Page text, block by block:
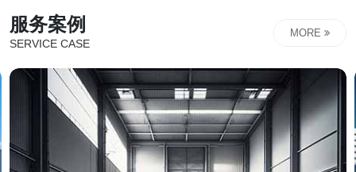
业升级赋能...
服务案例
SERVICE CASE
MORE